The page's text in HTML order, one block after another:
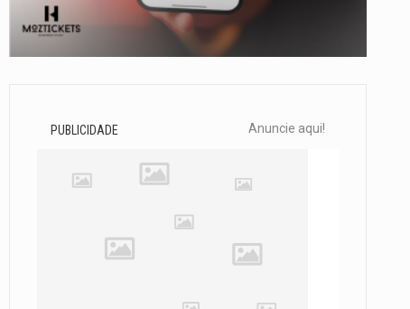
PUBLICIDADE Anuncie aqui!